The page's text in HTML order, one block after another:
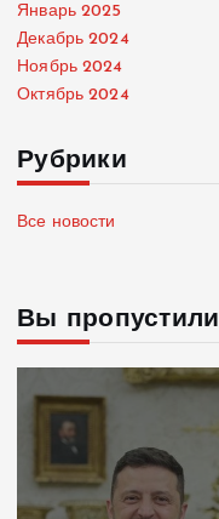
Январь 2025
Декабрь 2024
Ноябрь 2024
Октябрь 2024
Рубрики
Все новости
Вы пропустили